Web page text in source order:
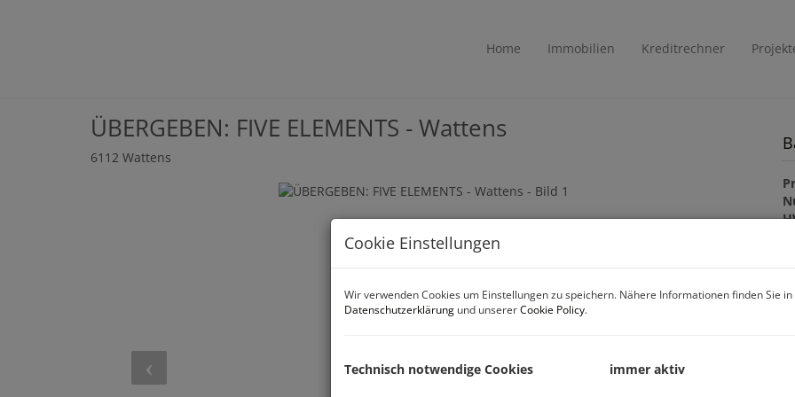
Home Immobilien Kreditrechner
ÜBERGEBEN: FIVE ELEMENTS - Wattens
6112 Wattens
Cookie Einstellungen
Wir verwenden Cookies um Einstellungen zu speichern. Nähere Informationen finden Sie
Datenschutzerklärung und unsererCookie Policy.
Technisch notwendige Cookies immer aktiv